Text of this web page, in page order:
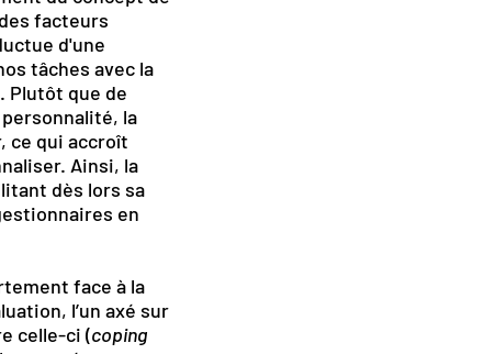
facteurs
d'une
tâches avec la
Plutôt que de
la
ce qui accroît
Ainsi, la
dès lors sa
en
face à la
l’un axé sur
celle-ci (coping